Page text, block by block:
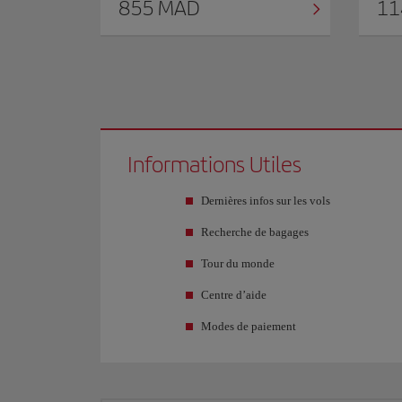
855 MAD
Informations Utiles
Dernières infos sur les vols
Recherche de bagages
Tour du monde
Centre d’aide
Modes de paiement